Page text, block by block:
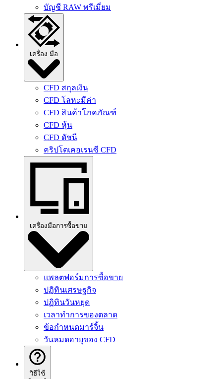
บัญชี RAW พรีเมี่ยม
เครื่อง มือ
CFD สกุลเงิน
CFD โลหะมีค่า
CFD สินค้าโภคภัณฑ์
CFD หุ้น
CFD ดัชนี
คริปโตเคอเรนซี CFD
เครื่องมือการซื้อขาย
แพลตฟอร์มการซื้อขาย
ปฏิทินเศรษฐกิจ
ปฏิทินวันหยุด
เวลาทําการของตลาด
ข้อกําหนดมาร์จิ้น
วันหมดอายุของ CFD
วิธีใช้